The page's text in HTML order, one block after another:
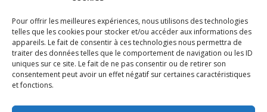
Pour offrir les meilleures expériences, nous utilisons des technologies
telles que les cookies pour stocker et/ou accéder aux informations des
appareils. Le fait de consentir à ces technologies nous permettra de
traiter des données telles que le comportement de navigation ou les ID
uniques sur ce site. Le fait de ne pas consentir ou de retirer son
consentement peut avoir un effet négatif sur certaines caractéristiques
et fonctions.